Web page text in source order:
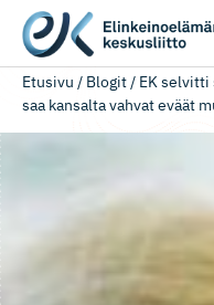
Etusivu / Blogit/ EK selvitti
saa kansalta vahvat eväät